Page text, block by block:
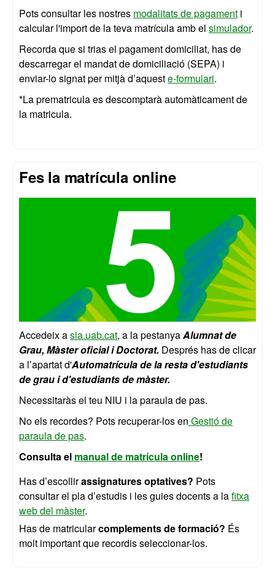
Pots consultar les nostres modalitats de pagament i
calcular l'import de la teva matrícula amb el simulador.
Recorda que si trias el pagament domiciliat, has de
descarregar el mandat de domiciliació (SEPA) i
enviar-lo signat per mitjà d’aqueste-formulari.
*La prematricula es descomptarà automàticament de
la matricula.
Fes la matrícula online
Accedeix asia.uab.cat, a la pestanyaAlumnat de
Grau, Màster oficial i Doctorat. Després has de clicar
a l’apartat d'Automatrícula de la resta d'estudiants
de grau i d'estudiants de màster.
Necessitaràs el teu NIU i la paraula de pas.
No els recordes? Pots recuperar-los en Gestió de
paraula de pas.
Consulta el manual de matrícula online!
Has d’escollirassignatures optatives? Pots
consultar el pla d’estudis i les guies docents a lafitxa
web del màster.
Has de matricularcomplements de formació? És
molt important que recordis seleccionar-los.